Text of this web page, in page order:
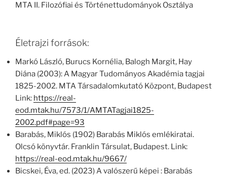
MTA II. Filozófiai és Történettudományok Osztálya
Életrajzi források:
Markó László, Burucs Kornélia, Balogh Margit, Hay
Diána (2003): A Magyar Tudományos Akadémia tagjai
1825-2002. MTA Társadalomkutató Központ, Budapest
Link: https://real-
eod.mtak.hu/7573/1/AMTATagjai1825-
2002.pdf#page=93
Barabás, Miklós (1902) Barabás Miklós emlékiratai.
Olcsó könyvtár. Franklin Társulat, Budapest. Link:
https://real-eod.mtak.hu/9667/
Bicskei, Éva, ed. (2023) A valószerű képei : Barabás